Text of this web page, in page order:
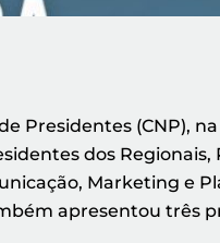
Presidentes (CNP),
dos Regionais,
Marketing e
apresentou três